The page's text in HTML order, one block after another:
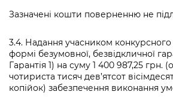
Зазначені кошти поверненню не
3.4. Надання учасником
формі безумовної, безвідкличної
Гарантія 1) на суму 1 400 987,25 грн.
чотириста тисяч дев’ятсот
копійок) забезпечення виконання